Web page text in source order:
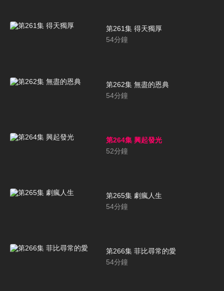
第261集 得天獨厚
54分鐘
第262集 無盡的恩典
54分鐘
第264集 興起發光
52分鐘
第265集 劇瘋人生
54分鐘
第266集 菲比尋常的愛
54分鐘